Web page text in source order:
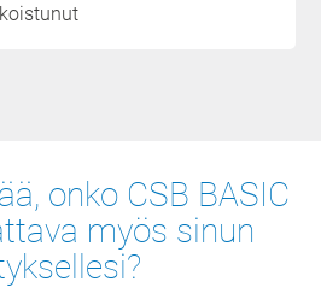
onko CSB BASIC
myös sinun